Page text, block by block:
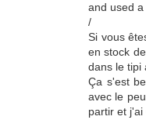
and used
/
Si vous
en stock
dans le tipi
Ça s'est
avec le
partir et